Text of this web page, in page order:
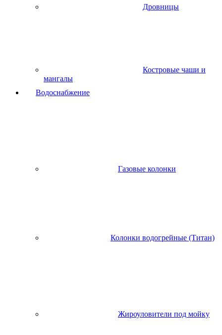
Дровницы
Костровые чаши и
мангалы
Водоснабжение
Газовые колонки
Колонки водогрейные (Титан)
Жироуловители под мойку